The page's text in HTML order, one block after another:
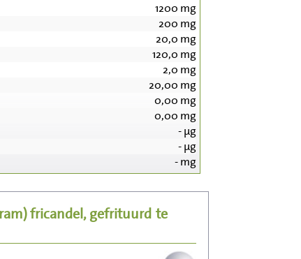
1200 mg
200 mg
20,0 mg
120,0 mg
2,0 mg
20,00 mg
0,00 mg
0,00 mg
-µg
-µg
-mg
fricandel, gefrituurd te
160